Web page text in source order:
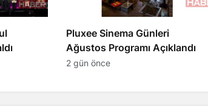
Pluxee Sinema Günleri
Ağustos Programı Açıklandı
2 gün önce